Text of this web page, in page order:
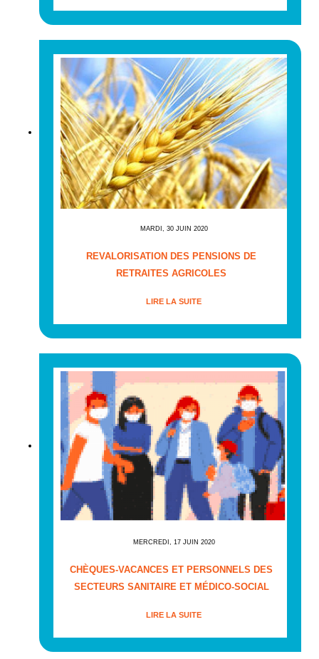
MARDI, 30 JUIN 2020
REVALORISATION DES PENSIONS DE
RETRAITES AGRICOLES
LIRE LA SUITE
MERCREDI, 17 JUIN 2020
CHÈQUES-VACANCES ET PERSONNELS DES
SECTEURS SANITAIRE ET MÉDICO-SOCIAL
LIRE LA SUITE